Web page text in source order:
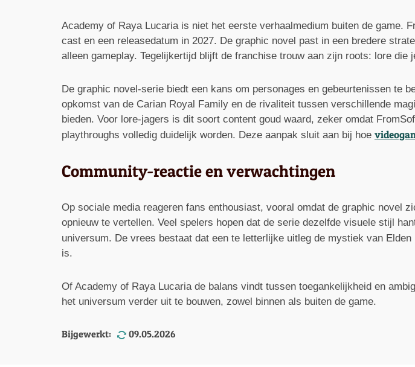
Academy of Raya Lucaria is niet het eerste verhaalmedium buiten de game.
cast en een releasedatum in 2027. De graphic novel past in een bredere
alleen gameplay. Tegelijkertijd blijft de franchise trouw aan zijn roots: lore die
De graphic novel-serie biedt een kans om personages en gebeurtenissen te
opkomst van de Carian Royal Family en de rivaliteit tussen verschillende
bieden. Voor lore-jagers is dit soort content goud waard, zeker omdat
playthroughs volledig duidelijk worden. Deze aanpak sluit aan bij hoe
Community-reactie en verwachtingen
Op sociale media reageren fans enthousiast, vooral omdat de graphic novel
opnieuw te vertellen. Veel spelers hopen dat de serie dezelfde visuele stijl
universum. De vrees bestaat dat een te letterlijke uitleg de mystiek van
is.
Of Academy of Raya Lucaria de balans vindt tussen toegankelijkheid en
het universum verder uit te bouwen, zowel binnen als buiten de game.
Bijgewerkt: 09.05.2026